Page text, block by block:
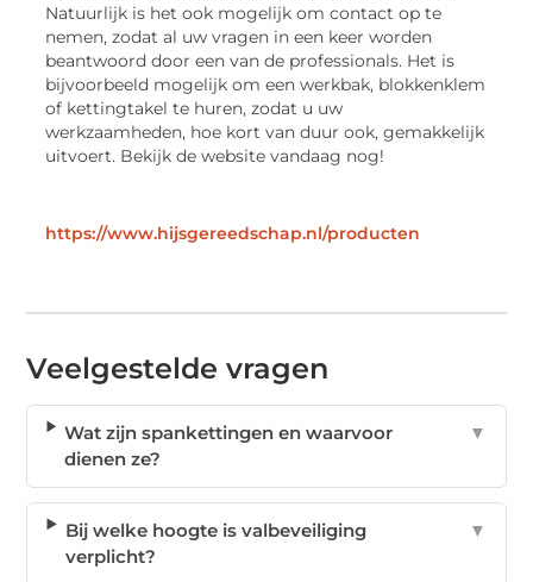
Natuurlijk is het ook mogelijk om contact op te
nemen, zodat al uw vragen in een keer worden
beantwoord door een van de professionals. Het is
bijvoorbeeld mogelijk om een werkbak, blokkenklem
of kettingtakel te huren, zodat u uw
werkzaamheden, hoe kort van duur ook, gemakkelijk
uitvoert. Bekijk de website vandaag nog!
https://www.hijsgereedschap.nl/producten
Veelgestelde vragen
Wat zijn spankettingen en waarvoor
dienen ze?
▼
Bij welke hoogte is valbeveiliging
verplicht?
▼